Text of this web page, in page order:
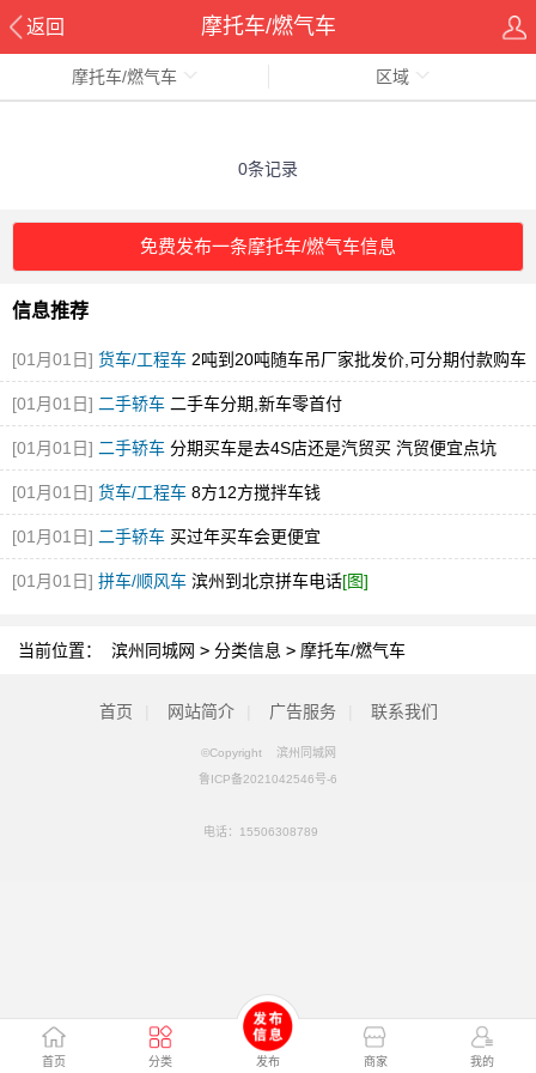
返回 摩托车/燃气车
首页 分类 发布 商家 我的
摩托车/燃气车 区域
0条记录
免费发布一条摩托车/燃气车信息
信息推荐
[01月01日] 货车/工程车 2吨到20吨随车吊厂家批发价,可分期付款购车
[图]
[01月01日] 二手轿车 二手车分期,新车零首付
[01月01日] 二手轿车 分期买车是去4S店还是汽贸买 汽贸便宜点坑
[01月01日] 货车/工程车 8方12方搅拌车钱
[01月01日] 二手轿车 买过年买车会更便宜
[01月01日] 拼车/顺风车 滨州到北京拼车电话[图]
当前位置： 滨州同城网 > 分类信息 > 摩托车/燃气车
首页 网站简介 广告服务 联系我们
©Copyright 滨州同城网
鲁ICP备2021042546号-6
电话： 15506308789